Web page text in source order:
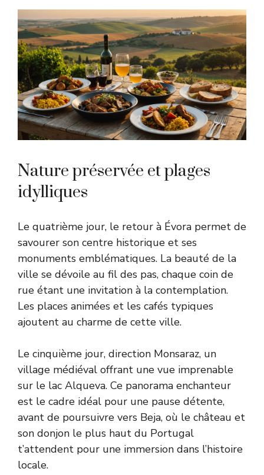
Nature préservée et plages
idylliques
Le quatrième jour, le retour à Évora permet de
savourer son centre historique et ses
monuments emblématiques. La beauté de la
ville se dévoile au fil des pas, chaque coin de
rue étant une invitation à la contemplation.
Les places animées et les cafés typiques
ajoutent au charme de cette ville.
Le cinquième jour, direction Monsaraz, un
village médiéval offrant une vue imprenable
sur le lac Alqueva. Ce panorama enchanteur
est le cadre idéal pour une pause détente,
avant de poursuivre vers Beja, où le château et
son donjon le plus haut du Portugal
t’attendent pour une immersion dans l’histoire
locale.